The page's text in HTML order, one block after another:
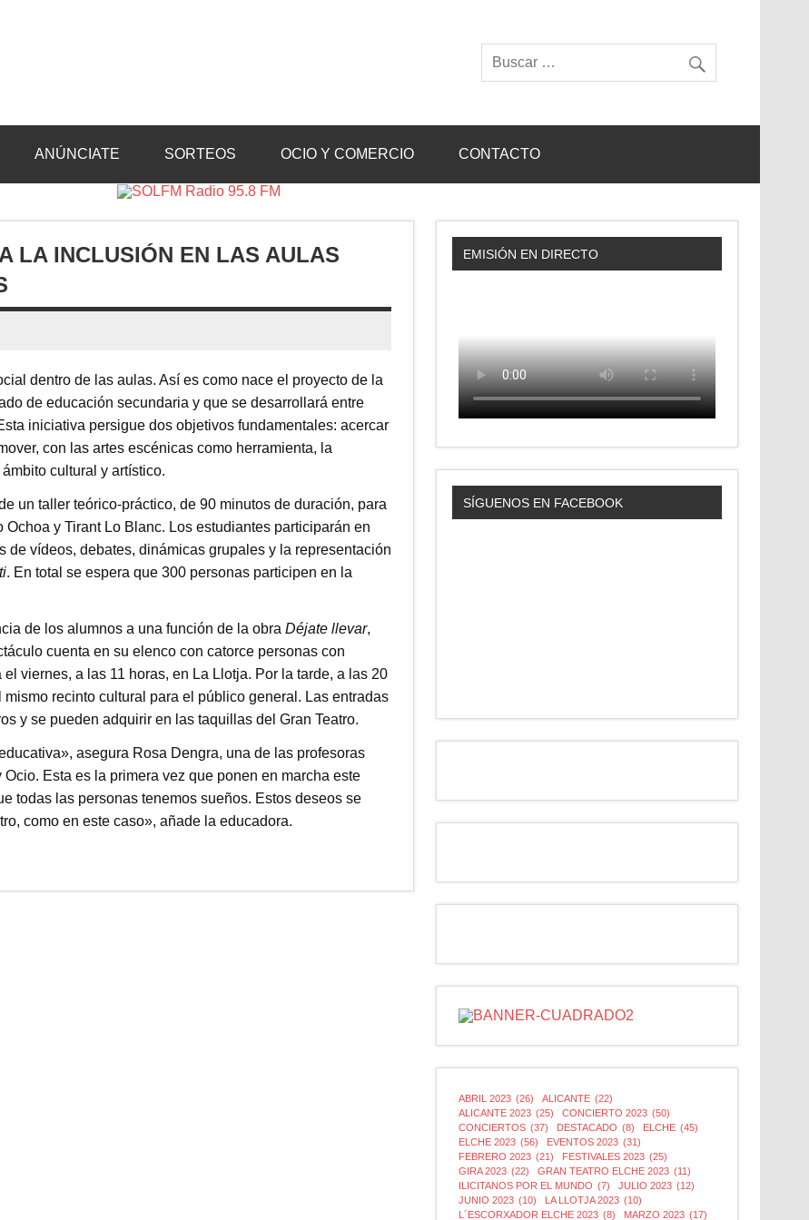
ANÚNCIATE SORTEOS OCIO Y COMERCIO CONTACTO
LA INCLUSIÓN EN LAS AULAS
dentro de las aulas. Así es como nace el proyecto de la
de educación secundaria y que se desarrollará entre
iniciativa persigue dos objetivos fundamentales: acercar
con las artes escénicas como herramienta, la
cultural y artístico.
un taller teórico-práctico, de 90 minutos de duración, para
y Tirant Lo Blanc. Los estudiantes participarán en
vídeos, debates, dinámicas grupales y la representación
. En total se espera que 300 personas participen en la
de los alumnos a una función de la obra Déjate llevar,
cuenta en su elenco con catorce personas con
viernes, a las 11 horas, en La Llotja. Por la tarde, a las 20
recinto cultural para el público general. Las entradas
y se pueden adquirir en las taquillas del Gran Teatro.
asegura Rosa Dengra, una de las profesoras
Esta es la primera vez que ponen en marcha este
todas las personas tenemos sueños. Estos deseos se
como en este caso», añade la educadora.
EMISIÓN EN DIRECTO
SÍGUENOS EN FACEBOOK
ABRIL 2023 (26) ALICANTE (22)
ALICANTE 2023 (25) CONCIERTO 2023 (50)
CONCIERTOS (37) DESTACADO (8) ELCHE (45)
ELCHE 2023 (56) EVENTOS 2023 (31)
FEBRERO 2023 (21) FESTIVALES 2023 (25)
GIRA 2023 (22) GRAN TEATRO ELCHE 2023 (11)
ILICITANOS POR EL MUNDO (7) JULIO 2023 (12)
JUNIO 2023 (10) LA LLOTJA 2023 (10)
L´ESCORXADOR ELCHE 2023 (8) MARZO 2023 (17)